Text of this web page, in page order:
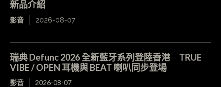
新品介紹
影音 2026-08-07
瑞典 Defunc 2026 全新藍牙系列登陸香港 TRUE
VIBE / OPEN 耳機與 BEAT 喇叭同步登場
影音 2026-08-07